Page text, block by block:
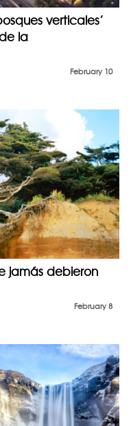
verticales’
la
February 10
jamás debieron
February 8